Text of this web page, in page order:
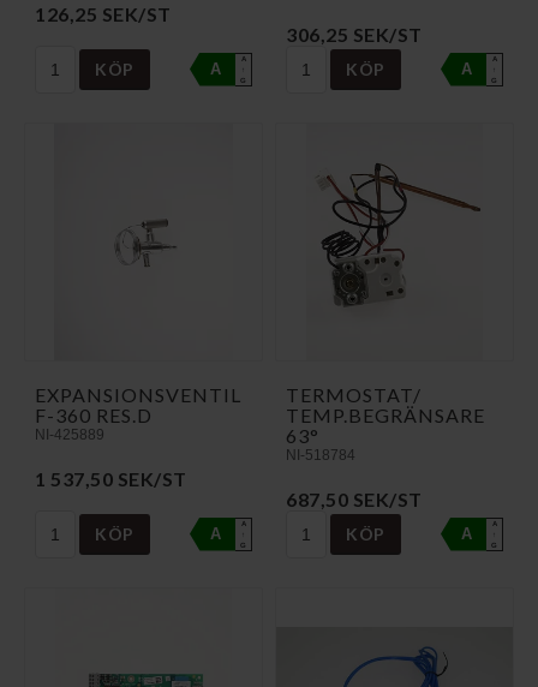
126,25 SEK/ST
KÖP A
A
↑
G
306,25 SEK/ST
KÖP A
A
↑
G
EXPANSIONSVENTIL
F-360 RES.D
NI-425889
1 537,50 SEK/ST
KÖP A
A
↑
G
TERMOSTAT/
TEMP.BEGRÄNSARE
63°
NI-518784
687,50 SEK/ST
KÖP A
A
↑
G